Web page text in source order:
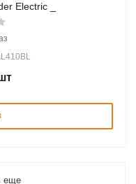
Electric _
еще